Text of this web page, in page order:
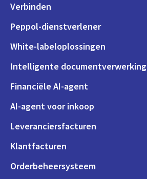
Verbinden
Peppol-dienstverlener
White-labeloplossingen
Intelligente documentverwerking
Financiële AI-agent
AI-agent voor inkoop
Leveranciersfacturen
Klantfacturen
Orderbeheersysteem